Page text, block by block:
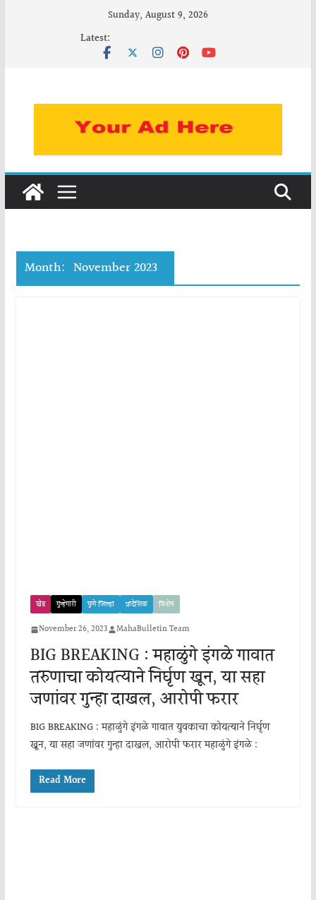
Sunday, August 9, 2026
Latest:
Month: November 2023
खेड गुन्हेगारी पुणे जिल्हा प्रादेशिक विशेष
November 26, 2023 MahaBulletin Team
BIG BREAKING : महाळुंगे इंगळे गावात
तरुणाचा कोयत्याने निर्घृण खून, या सहा
जणांवर गुन्हा दाखल, आरोपी फरार
BIG BREAKING : महाळुंगे इंगळे गावात युवकाचा कोयत्याने निर्घृण
खून, या सहा जणांवर गुन्हा दाखल, आरोपी फरार महाळुंगे इंगळे :
Read More